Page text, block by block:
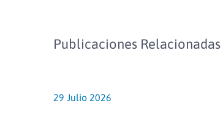
Publicaciones Relacionadas
29 Julio 2026